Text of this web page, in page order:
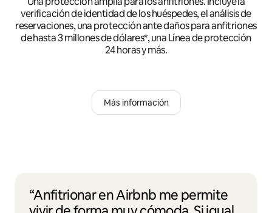
verificación de identidad de los huéspedes, el análisis de
reservaciones, una protección ante daños para anfitriones
de hasta 3 millones de dólares*, una Línea de protección
24 horas y más.
Más información
“Anfitrionar en Airbnb me permite